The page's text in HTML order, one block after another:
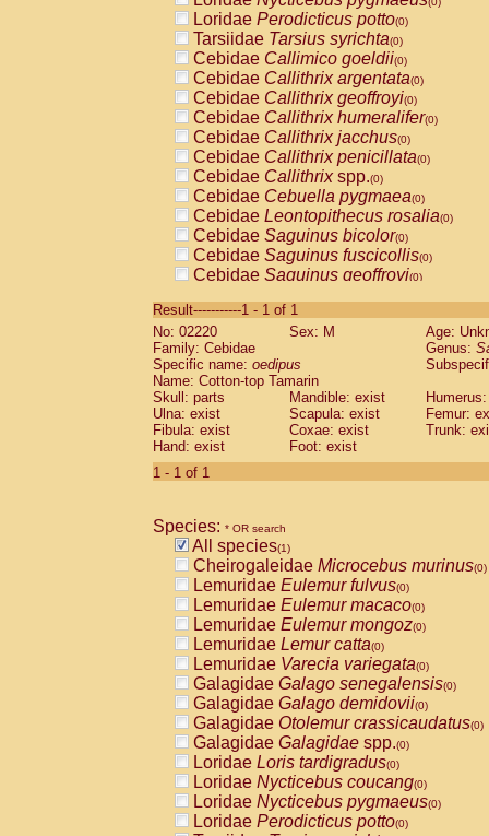
Loridae Perodicticus potto(0)
Tarsiidae Tarsius syrichta(0)
Cebidae Callimico goeldii(0)
Cebidae Callithrix argentata(0)
Cebidae Callithrix geoffroyi(0)
Cebidae Callithrix humeralifer(0)
Cebidae Callithrix jacchus(0)
Cebidae Callithrix penicillata(0)
Cebidae Callithrixspp.(0)
Cebidae Cebuella pygmaea(0)
Cebidae Leontopithecus rosalia(0)
Cebidae Saguinus bicolor(0)
Cebidae Saguinus fuscicollis(0)
Cebidae Saguinus geoffroyi(0)
CebidaeSaguinus labiatus(0)
Cebidae Saguinus leucopus (0)
Cebidae
CebidaeSaguinus mystax
Cebidae Saguinus nigricollis (0)
Cebidae Saguinus oedipus
Cebidae Saguinus weddelli
Cebidae Saguinusspp.
Cebidae
CebidaeCebus capucinus
CebidaeCebus nigrivittatus
CebidaeCebus spp.(0)
CebidaeSaimiri boliviensis(0)
CebidaeSaimiri sciureus(0)
AtelidaeAlouatta caraya(0)
AtelidaeAlouatta fusca(0)
AtelidaeAlouatta seniculus(0)
AtelidaeAlouattaspp.(0)
AtelidaeAteles belzebuth(0)
AtelidaeAteles geoffroyi(0)
AtelidaeAteles paniscus(0)
AtelidaeAtelesspp.(0)
AtelidaeLagothrix lagothricha(0)
AtelidaeLagothrix lagothricha cana
PitheciidaeCacajao calvus
Result-----------1 - 1 of 1
No: 02220
Sex: M
Age:
Family: Cebidae
Genus:
Specific name: oedipus
Name: Cotton-top Tamarin
Skull: parts
Mandible: exist
Ulna: exist
Scapula: exist
Femur:
Fibula: exist
Coxae: exist
Trunk:
Hand: exist
Foot: exist
1 - 1 of 1
Species: * OR search
All species(1)
Cheirogaleidae Microcebus murinus(0)
Lemuridae Eulemur fulvus(0)
Lemuridae Eulemur macaco(0)
Lemuridae Eulemur mongoz(0)
Lemuridae Lemur catta(0)
Lemuridae Varecia variegata(0)
Galagidae Galago senegalensis(0)
Galagidae Galago demidovii(0)
Galagidae Otolemur crassicaudatus(0)
Galagidae Galagidae spp.(0)
Loridae Loris tardigradus(0)
Loridae Nycticebus coucang(0)
Loridae Nycticebus pygmaeus(0)
Loridae Perodicticus potto(0)